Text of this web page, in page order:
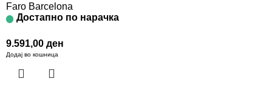
Faro Barcelona
Достапно по нарачка
9.591,00 ден
Додај во кошница